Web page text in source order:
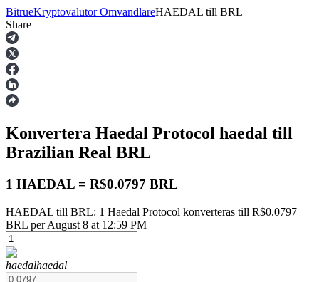
Terminer
USDT Futures
BitrueKryptovalutor OmvandlareHAEDAL till BRL
Share
Konvertera Haedal Protocol haedal till
Brazilian Real BRL
1 HAEDAL = R$0.0797 BRL
HAEDAL till BRL: 1 Haedal Protocol konverteras till R$0.0797
BRL per August 8 at 12:59 PM
haedalhaedal